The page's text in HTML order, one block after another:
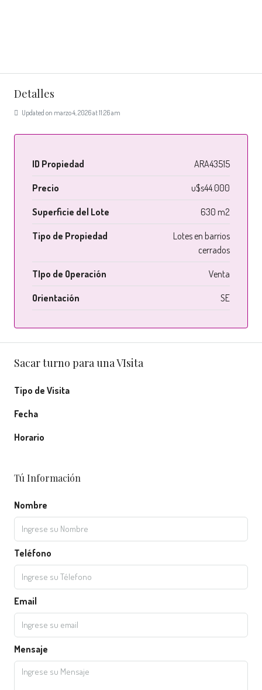
Detalles
Updated on marzo 4, 2026 at 11:26 am
ID Propiedad ARA43515
Precio u$s44.000
Superficie del Lote 630 m2
Tipo de Propiedad
Lotes en barrios
cerrados
TIpo de Operación Venta
Orientación SE
Sacar turno para una VIsita
Tipo de Visita
Fecha
Horario
Tú Información
Nombre
Teléfono
Email
Mensaje